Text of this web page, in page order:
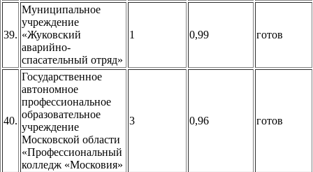
39.
Муниципальное
учреждение
«Жуковский
аварийно-
спасательный отряд»
1 0,99 готов
40.
Государственное
автономное
профессиональное
образовательное
учреждение
Московской области
«Профессиональный
колледж «Московия»
3 0,96 готов